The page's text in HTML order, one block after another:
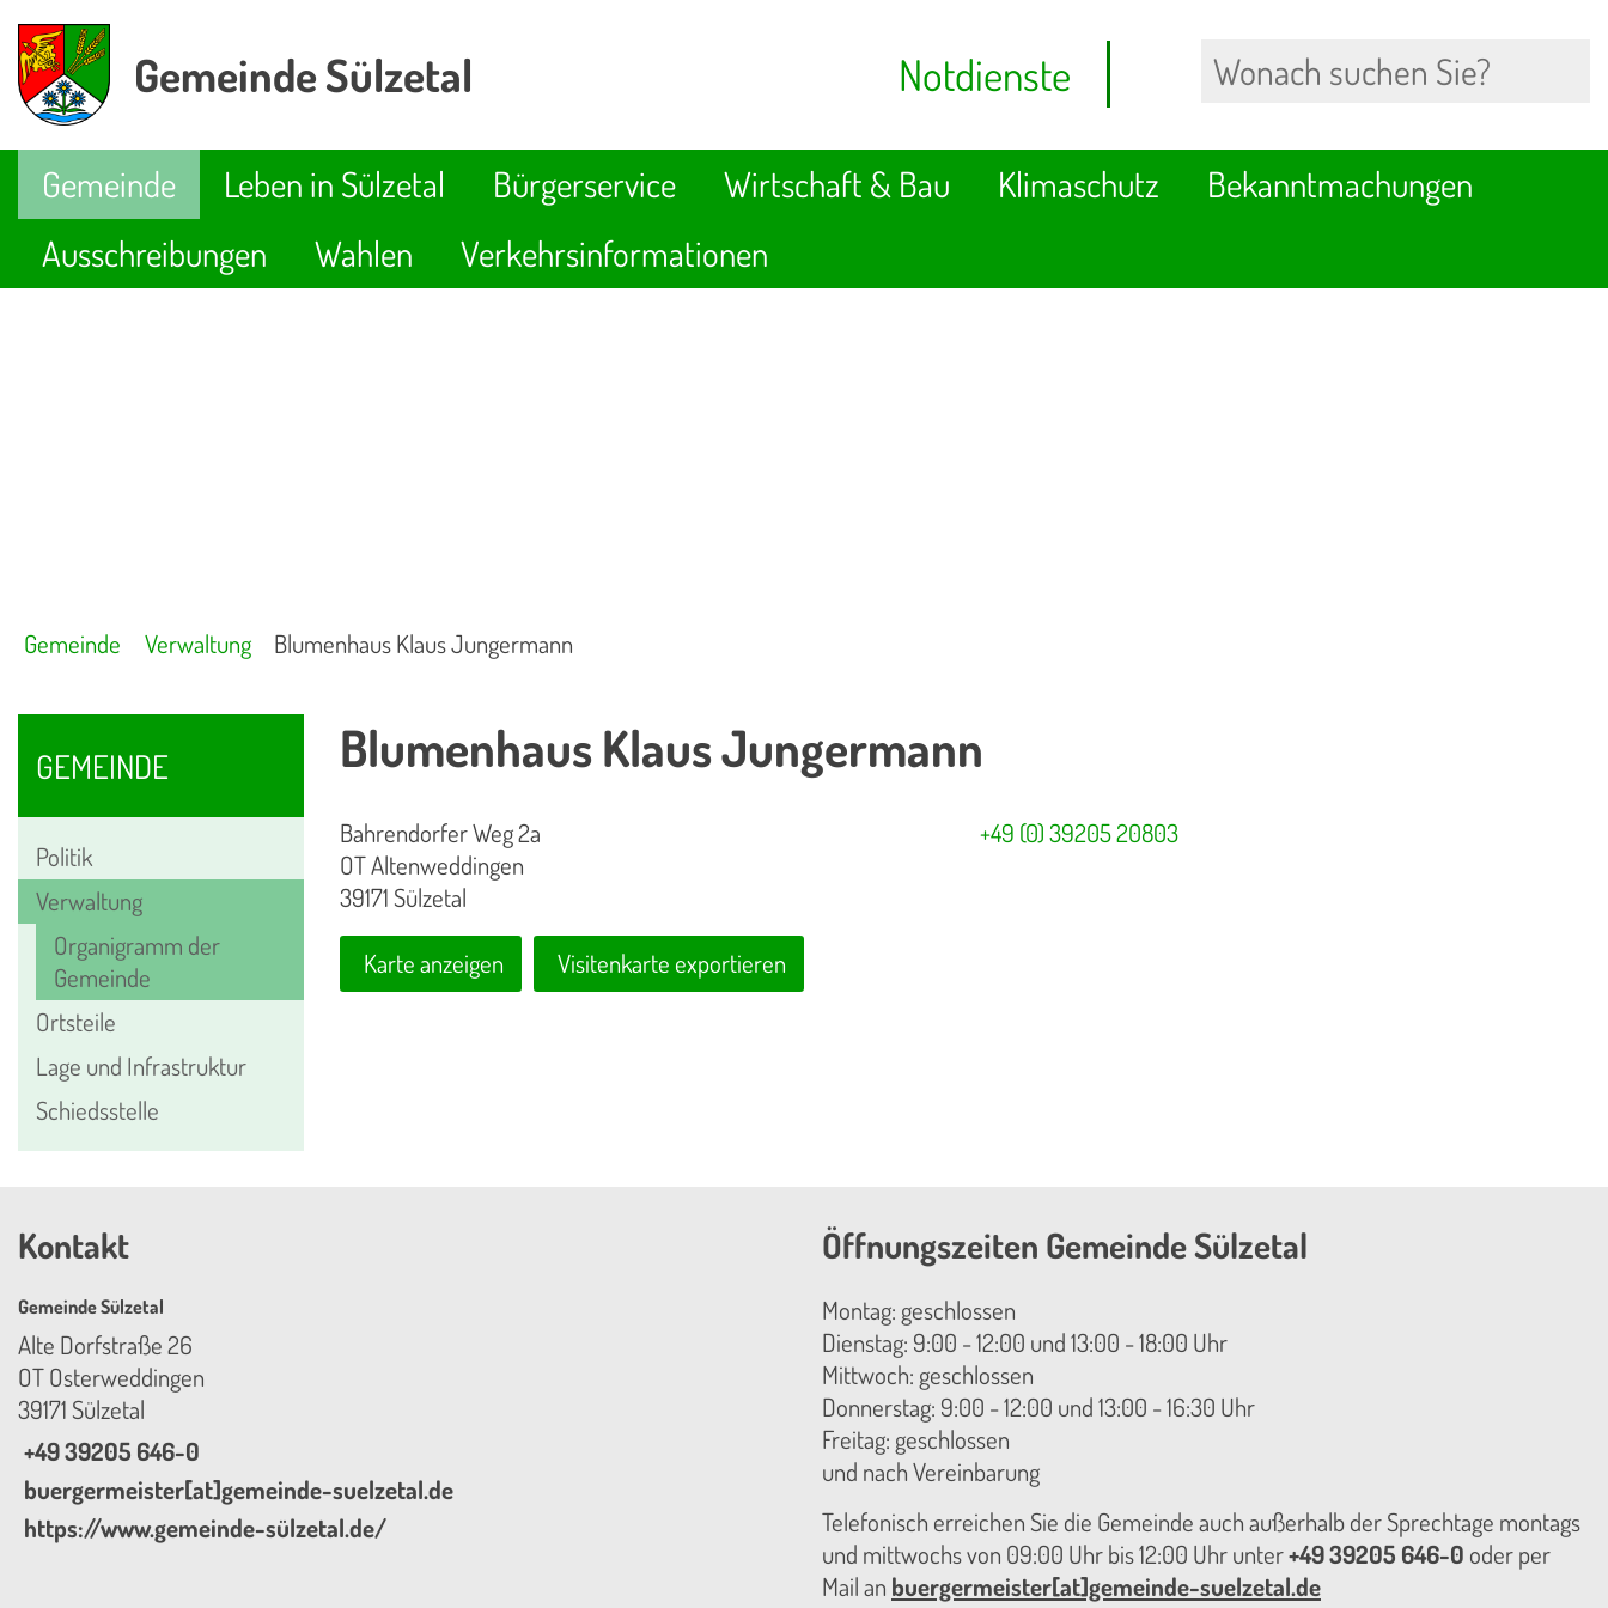
Gemeinde Sülzetal Notdienste
Gemeinde Leben in Sülzetal Bürgerservice Wirtschaft & Bau Klimaschutz
Bekanntmachungen
Ausschreibungen
Wahlen Verkehrsinformationen
Gemeinde Verwaltung Blumenhaus Klaus Jungermann
GEMEINDE
Politik
Verwaltung
Organigramm der
Gemeinde
Ortsteile
Lage und Infrastruktur
Schiedsstelle
Blumenhaus Klaus Jungermann
Bahrendorfer Weg 2a
OT Altenweddingen
39171 Sülzetal
+49 (0) 39205 20803
Karte anzeigen Visitenkarte exportieren
Kontakt
Gemeinde Sülzetal
Alte Dorfstraße 26
OT Osterweddingen
39171 Sülzetal
+49 39205 646-0
buergermeister[at]gemeinde-suelzetal.de
https://www.gemeinde-sülzetal.de/
Öffnungszeiten Gemeinde Sülzetal
Montag: geschlossen
Dienstag: 9:00 - 12:00 und 13:00 - 18:00 Uhr
Mittwoch: geschlossen
Donnerstag: 9:00 - 12:00 und 13:00 - 16:30 Uhr
Freitag: geschlossen
und nach Vereinbarung
Telefonisch erreichen Sie die Gemeinde auch außerhalb der Sprechtage montags
und mittwochs von 09:00 Uhr bis 12:00 Uhr unter+49 39205 646-0 oder per
Mail an buergermeister[at]gemeinde-suelzetal.de